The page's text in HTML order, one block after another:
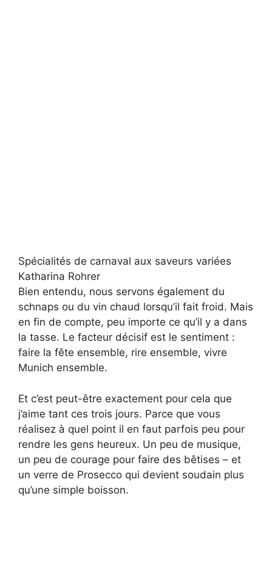
Spécialités de carnaval aux saveurs variées
Katharina Rohrer
Bien entendu, nous servons également du
schnaps ou du vin chaud lorsqu’il fait froid. Mais
en fin de compte, peu importe ce qu’il y a dans
la tasse. Le facteur décisif est le sentiment :
faire la fête ensemble, rire ensemble, vivre
Munich ensemble.
Et c’est peut-être exactement pour cela que
j’aime tant ces trois jours. Parce que vous
réalisez à quel point il en faut parfois peu pour
rendre les gens heureux. Un peu de musique,
un peu de courage pour faire des bêtises – et
un verre de Prosecco qui devient soudain plus
qu’une simple boisson.